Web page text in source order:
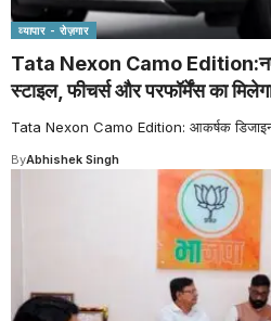
व्यापार - रोज़गार
Tata Nexon Camo Edition:नए
स्टाइल, फीचर्स और परफॉर्मेंस का
Tata Nexon Camo Edition: आकर्षक
ByAbhishek Singh